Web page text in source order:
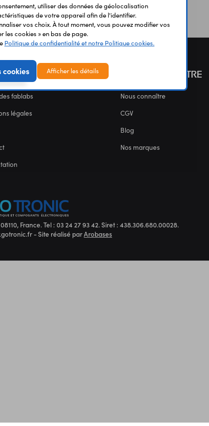
fablabs
légales
NOUS CONNAÎTRE
Nous connaître
CGV
Blog
Nos marques
France. Tel : 03 24 27 93 42. Siret : 438.306.680.00028.
- Site réalisé parArobases
utiliser des données de géolocalisation
de votre appareil afin de l'identifier.
vos choix. À tout moment, vous pouvez modifier vos
les cookies » en bas de page.
Politique de confidentialité et notre Politique cookies.
cookies Afficher les détails